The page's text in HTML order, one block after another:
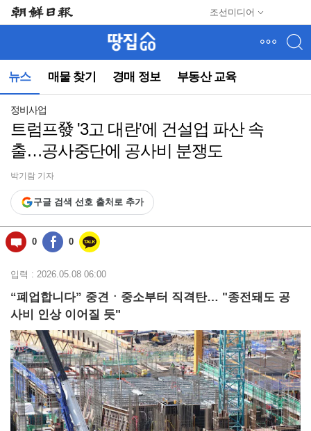
조선미디어
뉴스 매물 찾기 경매 정보 부동산 교육
뉴
(컨
동)
정비사업
트럼프發 '3고 대란'에 건설업 파산 속
출…공사중단에 공사비 분쟁도
박기람 기자
구글 검색 선호 출처로 추가
0 0
입력 : 2026.05.08 06:00
“폐업합니다” 중견ㆍ중소부터 직격탄… "종전돼도 공
사비 인상 이어질 듯"